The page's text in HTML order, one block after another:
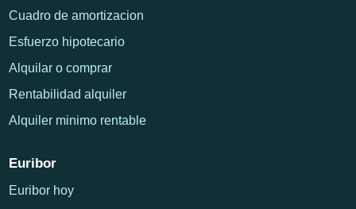
Cuadro de amortizacion
Esfuerzo hipotecario
Alquilar o comprar
Rentabilidad alquiler
Alquiler minimo rentable
Euribor
Euribor hoy